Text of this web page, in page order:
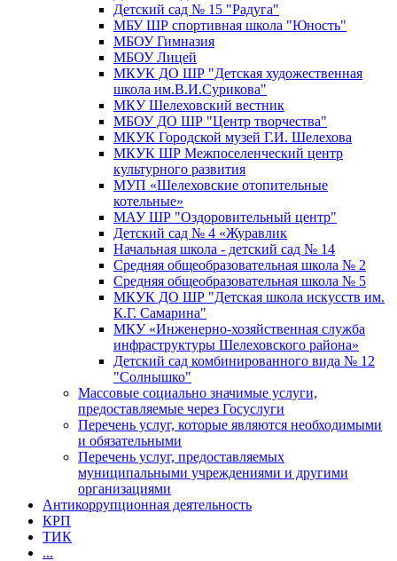
Детский сад № 15 "Радуга"
МБУ ШР спортивная школа "Юность"
МБОУ Гимназия
МБОУ Лицей
МКУК ДО ШР "Детская художественная
школа им.В.И.Сурикова"
МКУ Шелеховский вестник
МБОУ ДО ШР "Центр творчества"
МКУК Городской музей Г.И. Шелехова
МКУК ШР Межпоселенческий центр
культурного развития
МУП «Шелеховские отопительные
котельные»
МАУ ШР "Оздоровительный центр"
Детский сад № 4 «Журавлик
Начальная школа - детский сад № 14
Средняя общеобразовательная школа № 2
Средняя общеобразовательная школа № 5
МКУК ДО ШР "Детская школа искусств им.
К.Г. Самарина"
МКУ «Инженерно-хозяйственная служба
инфраструктуры Шелеховского района»
Детский сад комбинированного вида № 12
"Солнышко"
Массовые социально значимые услуги,
предоставляемые через Госуслуги
Перечень услуг, которые являются необходимыми
и обязательными
Перечень услуг, предоставляемых
муниципальными учреждениями и другими
организациями
Антикоррупционная деятельность
КРП
ТИК
...